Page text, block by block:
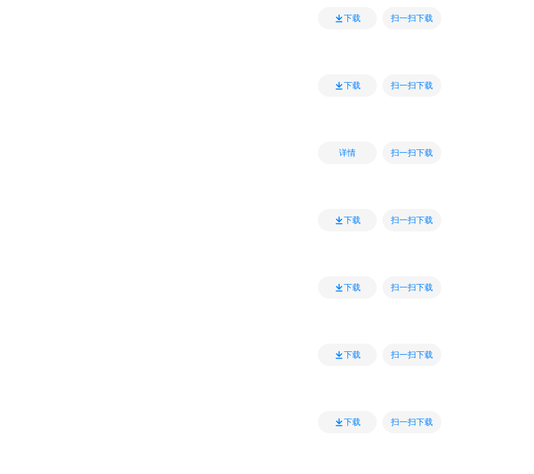
下载 扫一扫下载
下载 扫一扫下载
详情 扫一扫下载
下载 扫一扫下载
下载 扫一扫下载
下载 扫一扫下载
下载 扫一扫下载